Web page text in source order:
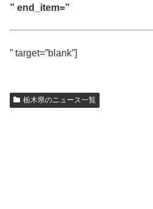
” end_item=”
” target=”blank”]
栃木県のニュース一覧